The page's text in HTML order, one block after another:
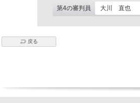
第4の審判員 大川 直也
戻る